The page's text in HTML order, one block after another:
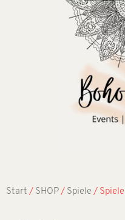
Start / SHOP / Spiele / Spiele